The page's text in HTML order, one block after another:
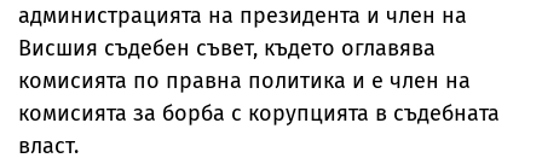
администрацията на президента и член на
Висшия съдебен съвет, където оглавява
комисията по правна политика и е член на
комисията за борба с корупцията в съдебната
власт.